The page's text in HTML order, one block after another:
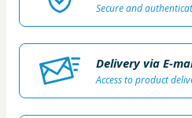
Secure and
Delivery via E-
Access to product